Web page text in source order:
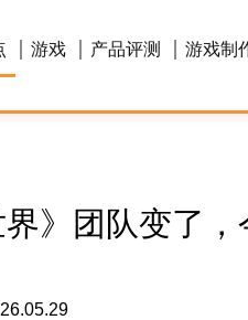
游戏 产品评测 游戏制
界》团队变了